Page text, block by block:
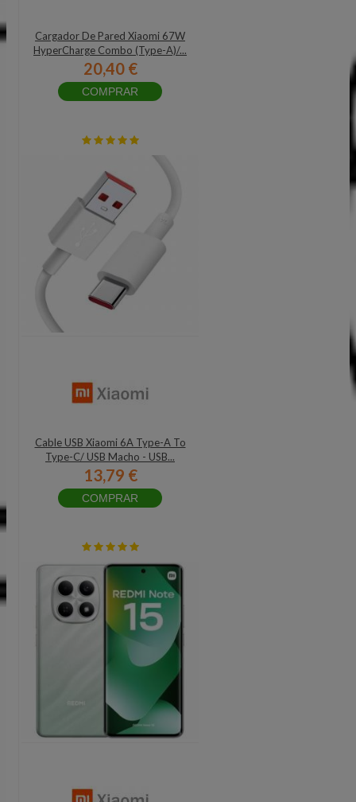
Cargador De Pared Xiaomi 67W
HyperCharge Combo (Type-A)/...
20,40 €
COMPRAR
Cable USB Xiaomi 6A Type-A To
Type-C/ USB Macho - USB...
13,79 €
COMPRAR